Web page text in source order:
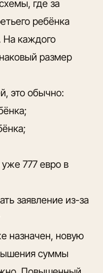
где за
ребёнка
На каждого
размер
это обычно:
уже 777 евро в
заявление из-за
назначен, новую
суммы